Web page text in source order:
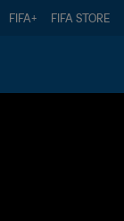
FIFA+ FIFA STORE